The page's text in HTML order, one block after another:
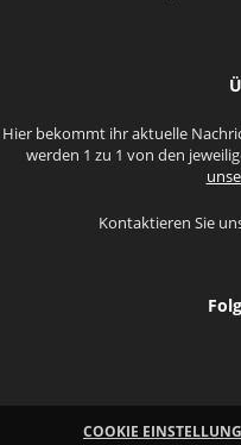
Hier bekommt ihr aktuelle
werden 1 zu 1 von den
Kontaktieren Sie
COOKIE